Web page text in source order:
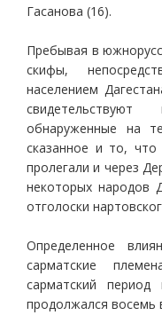
Гасанова (16).
Пребывая в
скифы,
населением
обнаруженные на
сказанное и то,
пролегали и через
некоторых народов
отголоски
Определенное
сарматские
сарматский
продолжался восемь